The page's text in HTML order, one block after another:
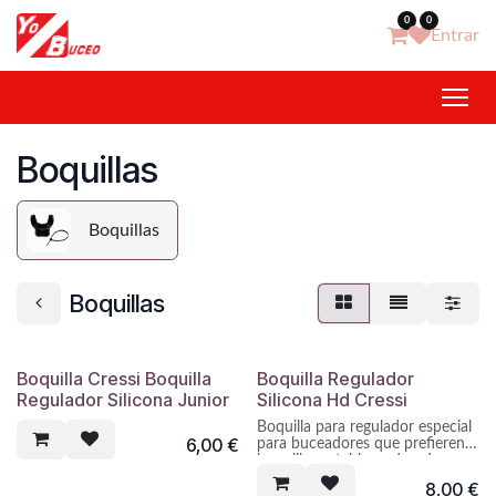
Ir al contenido 0 0
Entrar
Boquillas
Boquillas
Boquillas
Boquilla Cressi Boquilla
Regulador Silicona Junior
6,00€
Boquilla Regulador
Silicona Hd Cressi
Boquilla para regulador especial
para buceadores que prefieren
8,00€